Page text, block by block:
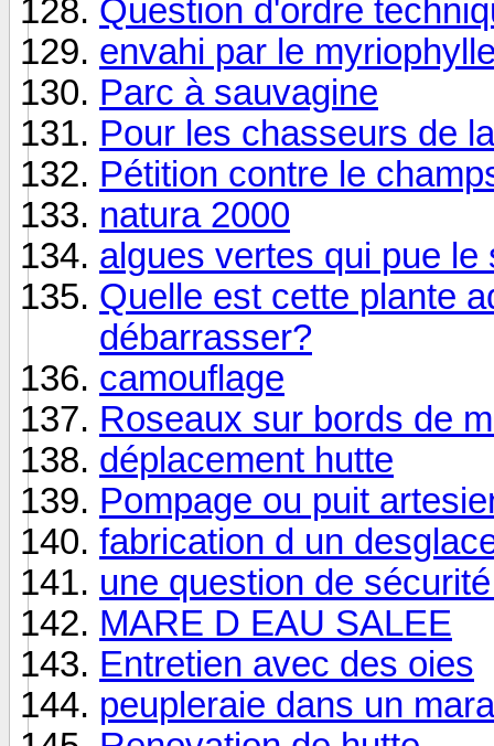
Question d'ordre
envahi par le
Parc à sauvagine
Pour les chasseurs de
Pétition contre le
natura 2000
algues vertes qui pue
Quelle est cette plante
débarrasser?
camouflage
Roseaux sur bords de
déplacement hutte
Pompage ou puit
fabrication d un
une question de
MARE D EAU SALEE
Entretien avec des oies
peupleraie dans un